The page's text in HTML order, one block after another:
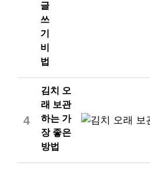
글
쓰
기
비
법
4
김치 오
래 보관
하는 가
장 좋은
방법